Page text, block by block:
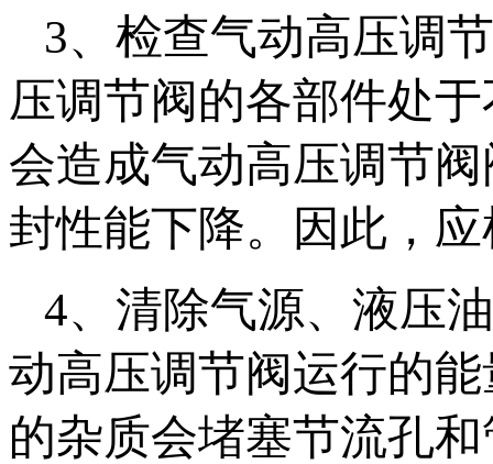
3、检查气动高压调
压调节阀的各部件处
会造成气动高压调节
封性能下降。因此，
4、清除气源、液压
动高压调节阀运行的
的杂质会堵塞节流孔